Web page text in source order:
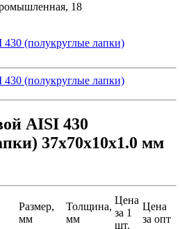
18
AISI 430
37х70х10х1.0 мм
Размер,
мм
Толщина,
мм
Цена
за 1
шт.
Цена
за опт